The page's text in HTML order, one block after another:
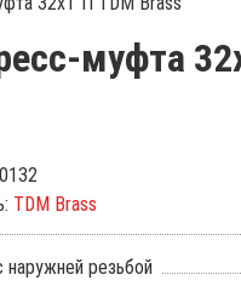
муфта
TDM Brass
резьбой